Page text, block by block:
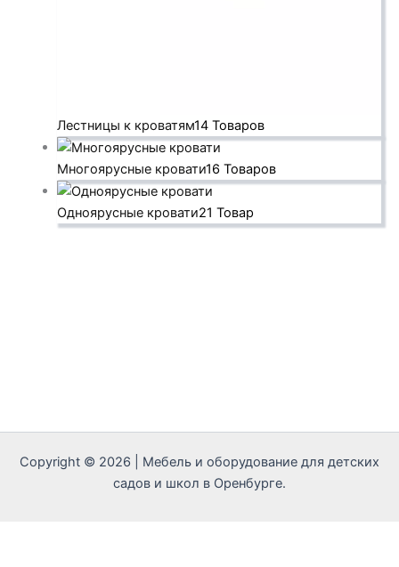
Лестницы к кроватям14 Товаров
Многоярусные кровати16 Товаров
Одноярусные кровати21 Товар
Copyright © 2026 | Мебель и оборудование для детских
садов и школ в Оренбурге.